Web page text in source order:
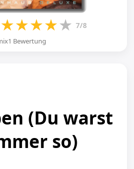
★★★★★ 7/8
Bewertung
(Du warst
so)